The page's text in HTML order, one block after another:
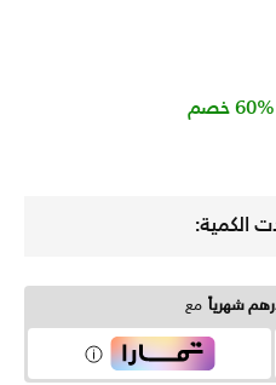
60% خصم
الكمية:
مع